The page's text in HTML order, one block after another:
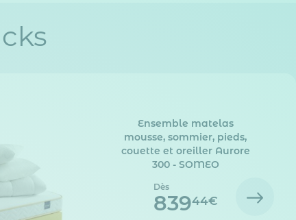
Ensemble matelas
mousse, sommier, pieds,
couette et oreiller Aurore
300 - SOMEO
Dès
83944€